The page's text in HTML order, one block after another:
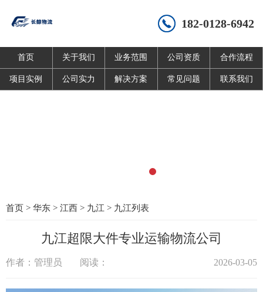
182-0128-6942
首页 关于我们 业务范围 公司资质 合作流程
项目实例 公司实力 解决方案 常见问题 联系我们
首页 > 华东 > 江西 > 九江 > 九江列表
九江超限大件专业运输物流公司
作者：管理员 阅读： 2026-03-05